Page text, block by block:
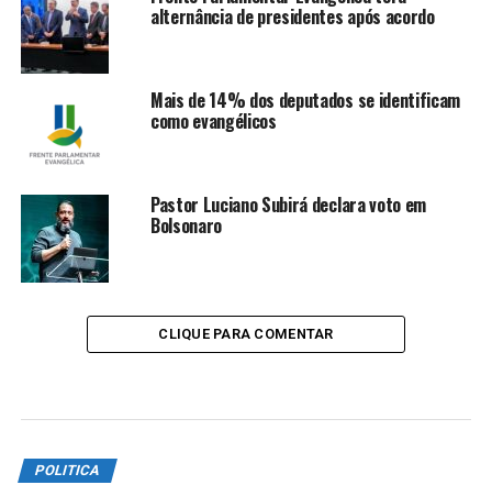
alternância de presidentes após acordo
Mais de 14% dos deputados se identificam
como evangélicos
Pastor Luciano Subirá declara voto em
Bolsonaro
CLIQUE PARA COMENTAR
POLITICA